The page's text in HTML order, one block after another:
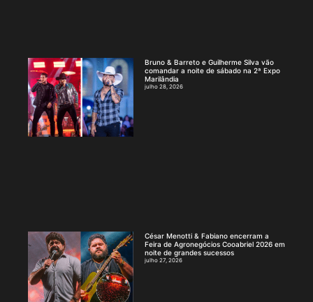
Bruno & Barreto e Guilherme Silva vão
comandar a noite de sábado na 2ª Expo
Marilândia
julho 28, 2026
César Menotti & Fabiano encerram a
Feira de Agronegócios Cooabriel 2026 em
noite de grandes sucessos
julho 27, 2026